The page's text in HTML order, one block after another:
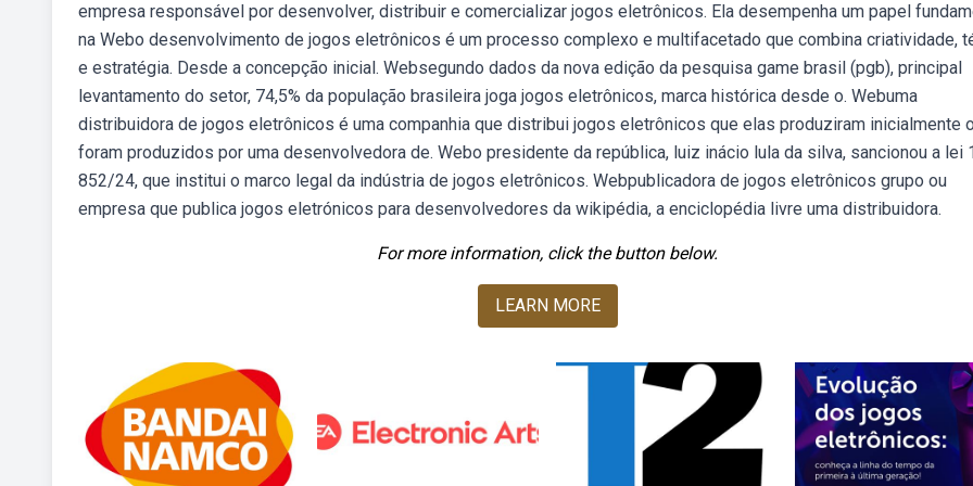
empresa responsável por desenvolver, distribuir e comercializar jogos eletrônicos. Ela desempenha um papel
na Webo desenvolvimento de jogos eletrônicos é um processo complexo e multifacetado que combina criatividade,
e estratégia. Desde a concepção inicial. Websegundo dados da nova edição da pesquisa game brasil (pgb), principal
levantamento do setor, 74,5% da população brasileira joga jogos eletrônicos, marca histórica desde o. Webuma
distribuidora de jogos eletrônicos é uma companhia que distribui jogos eletrônicos que elas produziram inicialmente
foram produzidos por uma desenvolvedora de. Webo presidente da república, luiz inácio lula da silva, sancionou a lei
852/24, que institui o marco legal da indústria de jogos eletrônicos. Webpublicadora de jogos eletrônicos grupo ou
empresa que publica jogos eletrónicos para desenvolvedores da wikipédia, a enciclopédia livre uma distribuidora.
For more information, click the button below.
LEARN MORE